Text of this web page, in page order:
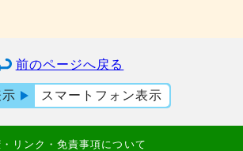
前のページへ戻る
スマートフォン表示
リンク・免責事項について